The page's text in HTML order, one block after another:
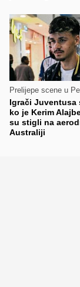
Prelijepe scene u
Igrači Juventusa
ko je Kerim
su stigli na
Australiji